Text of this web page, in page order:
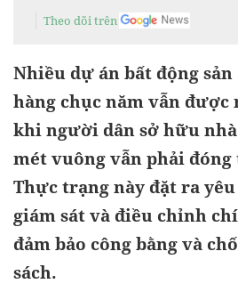
Theo dõi trên
Nhiều dự án bất động sản
hàng chục năm vẫn
khi người dân sở hữu
mét vuông vẫn phải đóng
Thực trạng này đặt ra
giám sát và điều chỉnh
đảm bảo công bằng và
sách.